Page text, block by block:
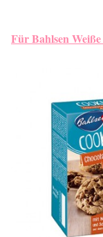
Für Bahlsen